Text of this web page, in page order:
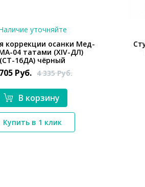
*}
уточняйте
коррекции осанки Мед-
04 татами (ХIV-ДЛ)
(СТ-16ДА) чёрный
Руб. 4 335Руб.
В корзину
Купить в 1 клик